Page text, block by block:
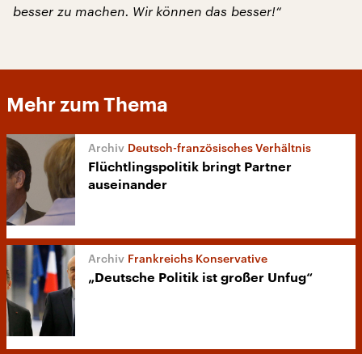
besser zu machen. Wir können das besser!“
Mehr zum Thema
Deutsch-französisches Verhältnis
Flüchtlingspolitik bringt Partner
auseinander
Frankreichs Konservative
„Deutsche Politik ist großer Unfug“